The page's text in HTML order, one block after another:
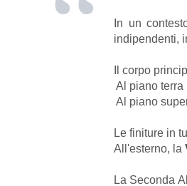
In un
indipendenti,
Il corpo
 Al piano
 Al piano
Le finiture in
All'esterno, la
La Seconda